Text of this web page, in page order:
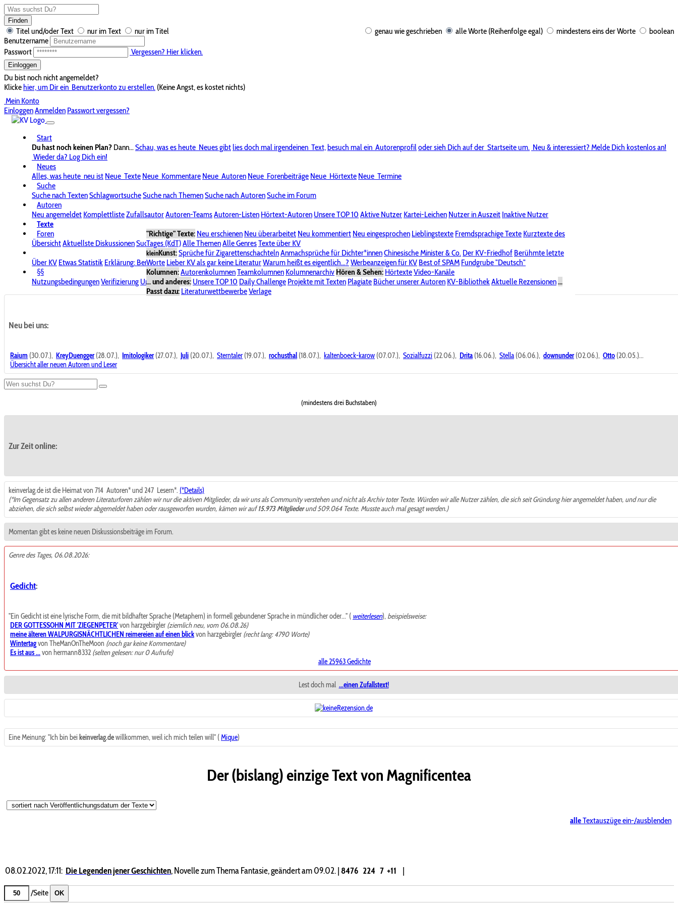
Finden
genau wie geschrieben alle Worte (Reihenfolge egal) mindestens eins der Worte boolean
Titel und/oder Text nur im Text
nur im Titel
Benutzername
Passwort
Vergessen? Hier klicken.
Einloggen
Du bist noch nicht angemeldet?
Klickehier, um Dir ein Benutzerkonto zu erstellen. (Keine Angst, es kostet nichts)
Mein Konto
EinloggenAnmelden Passwort vergessen?
Start
Du hast noch keinen Plan? Dann...Schau, was es heute Neues gibtlies doch mal irgendeinen Text,besuch mal ein Autorenprofiloder sieh Dich auf der Startseite um. Neu & interessiert? Melde Dich kostenlos an!
Wieder da? Log Dich ein!
Neues
Alles, was heute neu ist Neue Texte Neue Kommentare Neue Autoren Neue Forenbeiträge Neue Hörtexte Neue Termine
Suche
Suche nach TextenSchlagwortsucheSuche nach ThemenSuche nach AutorenSuche im Forum
Autoren
Neu angemeldet KomplettlisteZufallsautorAutoren-TeamsAutoren-Listen Hörtext-Autoren Unsere TOP 10 Aktive Nutzer Kartei-Leichen Nutzer in Auszeit Inaktive Nutzer
Texte
"Richtige" Texte: Neu erschienen Neu überarbeitet Neu kommentiert Neu eingesprochen Lieblingstexte Fremdsprachige Texte Kurztexte des
Tages (KdT)Alle ThemenAlle GenresTexte über KV
kleinKunst:Sprüche für ZigarettenschachtelnAnmachsprüche für Dichter*innenChinesische Minister & Co. Der KV-Friedhof Berühmte letzte
Worte Lieber KV als gar keine LiteraturWarum heißt es eigentlich...? Werbeanzeigen für KV Best of SPAM Fundgrube "Deutsch"
Kolumnen:AutorenkolumnenTeamkolumnen Kolumnenarchiv Hören & Sehen: HörtexteVideo-Kanäle
... und anderes: Unsere TOP 10 Daily Challenge Projekte mit Texten Plagiate Bücher unserer Autoren KV-BibliothekAktuelle Rezensionen...
Passt dazu: LiteraturwettbewerbeVerlage
Foren
ÜbersichtAktuellste DiskussionenSuche im ForumBereich "KV-Board"Bereich "Literatur & Schreiberei"
Über KV Etwas Statistik Erklärung: BenutzersymboleSpende für KV Unsere SpenderlisteAlle Wege führen zu KVPasswort vergessen?
§§
NutzungsbedingungenVerifizierung UrheberrechtAvatare & BilderStalkingDatenschutzerklärungImpressum
Neu bei uns:
Raium (30.07.), KreyDuengger(28.07.), Imitologiker(27.07.), Juli (20.07.), Sterntaler (19.07.), rochusthal (18.07.), kaltenboeck-karow (07.07.), Sozialfuzzi (22.06.), Drita (16.06.), Stella (06.06.), downunder(02.06.), Otto (20.05.)...
Übersicht aller neuen Autoren und Leser
(mindestens drei Buchstaben)
Zur Zeit online:
keinverlag.de ist die Heimat von 714 Autoren* und 247 Lesern*. (*Details)
(*Im Gegensatz zu allen anderen Literaturforen zählen wir nur die aktiven Mitglieder, da wir uns als Community verstehen und nicht als Archiv toter Texte. Würden wir alle Nutzer zählen, die sich seit Gründung hier angemeldet haben, und nur die
abziehen, die sich selbst wieder abgemeldet haben oder rausgeworfen wurden, kämen wir auf15.973 Mitgliederund 509.064 Texte. Musste auch mal gesagt werden.)
Momentan gibt es keine neuen Diskussionsbeiträge im Forum.
Genre des Tages, 06.08.2026:
Gedicht:
"Ein Gedicht ist eine lyrische Form, die mit bildhafter Sprache (Metaphern) in formell gebundener Sprache in mündlicher oder..." ( weiterlesen),beispielsweise:
DER GOTTESSOHN MIT 'ZIEGENPETER'von harzgebirgler (ziemlich neu, vom 06.08.26)
meine älteren WALPURGISNÄCHTLICHEN reimereien auf einen blickvon harzgebirgler (recht lang: 4790 Worte)
Wintertagvon TheManOnTheMoon (noch gar keine Kommentare)
Es ist aus ...von hermann8332 (selten gelesen: nur 0 Aufrufe)
alle 25963 Gedichte
Lest doch mal ...einen Zufallstext!
Eine Meinung: "Ich bin bei keinverlag.dewillkommen, weil ich mich teilen will" (Mique)
Der (bislang) einzige Text von Magnificentea
alleTextauszüge ein-/ausblenden
08.02.2022, 17:11: Die Legenden jener Geschichten,Novelle zum Thema Fantasie, geändert am 09.02.|8476 224 7 +11 |
/Seite OK